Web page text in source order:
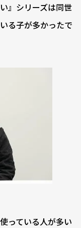
』シリーズは同世
る子が多かったで
っている人が多い